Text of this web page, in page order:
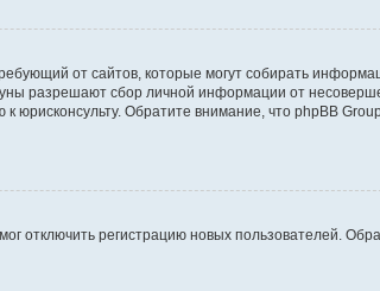
от сайтов, которые могут собирать
разрешают сбор личной информации от
юрисконсульту. Обратите внимание, что phpBB
отключить регистрацию новых пользователей.